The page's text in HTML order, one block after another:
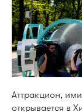
Аттракцион,
открывается в